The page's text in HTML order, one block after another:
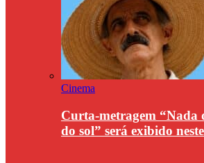
Cinema
Curta-metragem “Nada
do sol” será exibido